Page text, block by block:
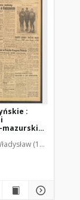
Włodzimierz
:
(1922-2001).